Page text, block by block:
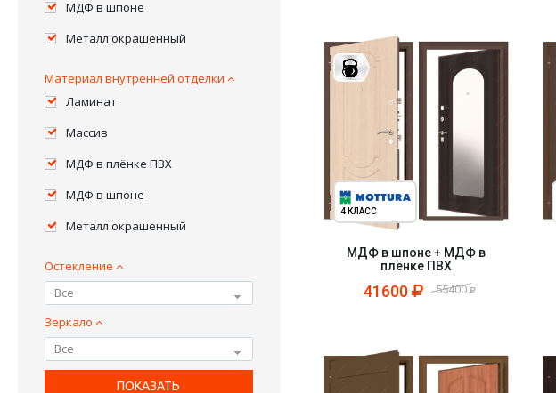
МДФ в шпоне
Металл окрашенный
Материал внутренней отделки
Ламинат
Массив
МДФ в плёнке ПВХ
МДФ в шпоне
Металл окрашенный
Остекление
Все
Зеркало
Все
4 КЛАСС
МДФ в шпоне + МДФ в
плёнке ПВХ
41600 55400